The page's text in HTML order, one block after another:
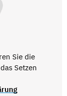
Sie die
Setzen